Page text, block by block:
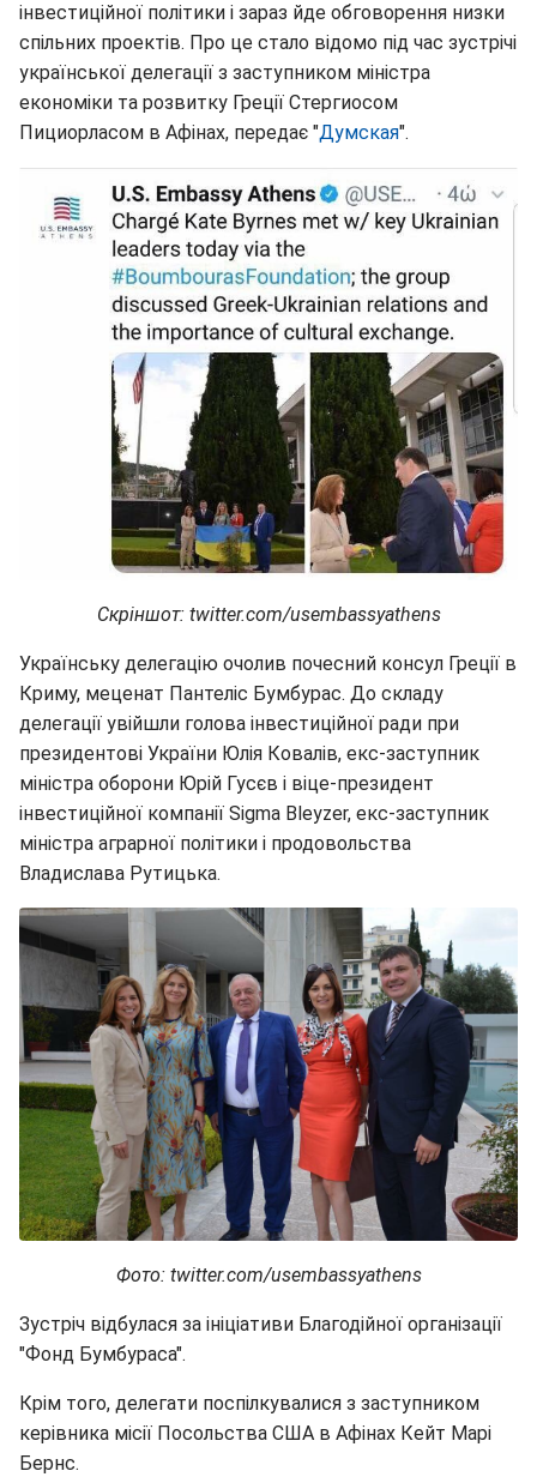
інвестиційної політики і зараз йде обговорення низки
спільних проектів. Про це стало відомо під час зустрічі
української делегації з заступником міністра
економіки та розвитку Греції Стергиосом
Пициорласом в Афінах, передає "Думская".
Скріншот: twitter.com/usembassyathens
Українську делегацію очолив почесний консул Греції в
Криму, меценат Пантеліс Бумбурас. До складу
делегації увійшли голова інвестиційної ради при
президентові України Юлія Ковалів, екс-заступник
міністра оборони Юрій Гусєв і віце-президент
інвестиційної компанії Sigma Bleyzer, екс-заступник
міністра аграрної політики і продовольства
Владислава Рутицька.
Фото: twitter.com/usembassyathens
Зустріч відбулася за ініціативи Благодійної організації
"Фонд Бумбураса".
Крім того, делегати поспілкувалися з заступником
керівника місії Посольства США в Афінах Кейт Марі
Бернс.